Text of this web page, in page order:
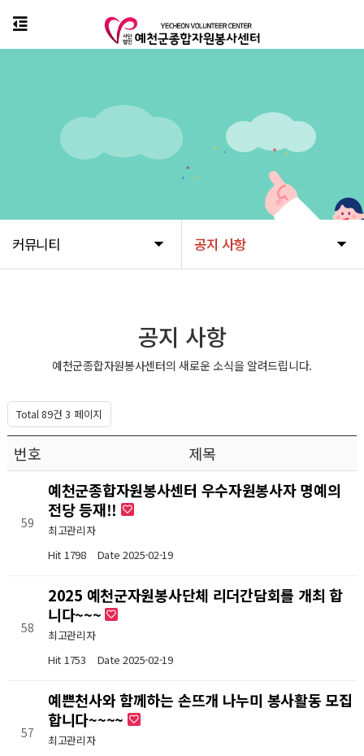
커뮤니티 공지 사항
공지 사항
예천군종합자원봉사센터의 새로운 소식을 알려드립니다.
Total 89건 3 페이지
번호 제목
59
예천군종합자원봉사센터 우수자원봉사자 명예의
전당 등재!!
최고관리자
Hit 1798
Date 2025-02-19
58
2025 예천군자원봉사단체 리더간담회를 개최 합
니다~~~
최고관리자
Hit 1753
Date 2025-02-19
57
예쁜천사와 함께하는 손뜨개 나누미 봉사활동 모집
합니다~~~~
최고관리자